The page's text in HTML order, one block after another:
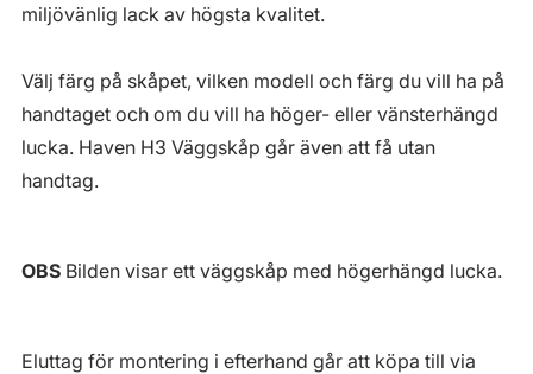
miljövänlig lack av högsta kvalitet.
Välj färg på skåpet, vilken modell och färg du vill ha på
handtaget och om du vill ha höger- eller vänsterhängd
lucka. Haven H3 Väggskåp går även att få utan
handtag.
OBS Bilden visar ett väggskåp med högerhängd lucka.
Eluttag för montering i efterhand går att köpa till via